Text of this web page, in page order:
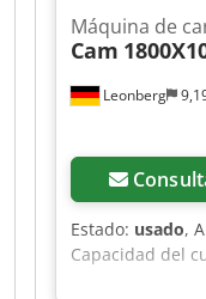
Leonberg
Máquina de
Cam
Estado: usado,
Capacidad del
con